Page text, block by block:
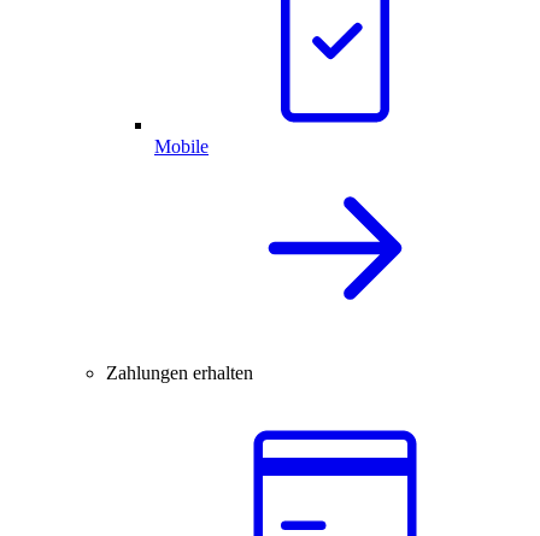
Mobile
Zahlungen erhalten